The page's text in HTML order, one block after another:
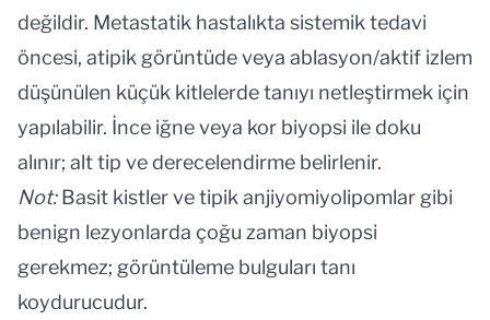
değildir. Metastatik hastalıkta sistemik tedavi
öncesi, atipik görüntüde veya ablasyon/aktif izlem
düşünülen küçük kitlelerde tanıyı netleştirmek için
yapılabilir. İnce iğne veya kor biyopsi ile doku
alınır; alt tip ve derecelendirme belirlenir.
Not:Basit kistler ve tipik anjiyomiyolipomlar gibi
benign lezyonlarda çoğu zaman biyopsi
gerekmez; görüntüleme bulguları tanı
koydurucudur.